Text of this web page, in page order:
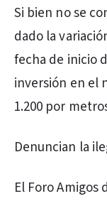
Si bien no se
dado la
fecha de inicio
inversión en el
1.200 por
Denuncian la
El Foro Amigos